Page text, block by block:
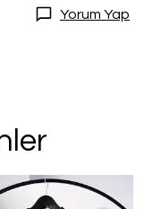
Yorum Yap